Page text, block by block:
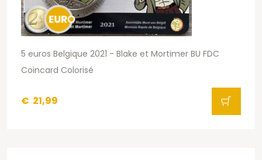
5 euros Belgique 2021 - Blake et Mortimer BU FDC
Coincard Colorisé
€ 21,99